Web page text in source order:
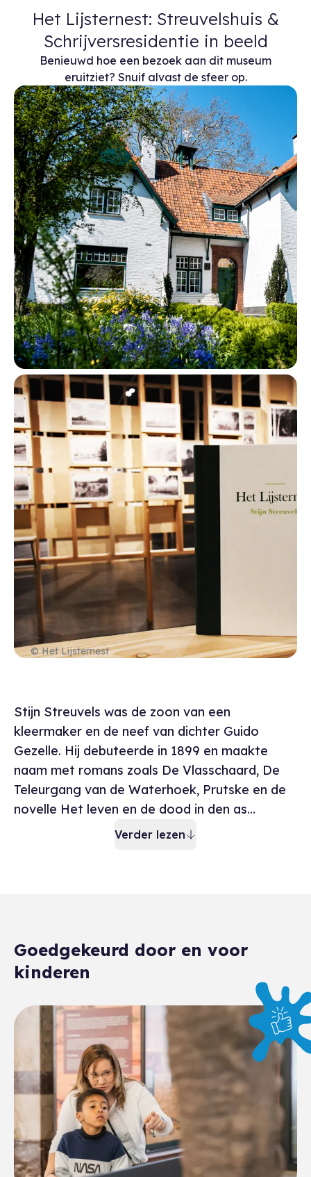
Het Lijsternest: Streuvelshuis &
Schrijversresidentie in beeld
Benieuwd hoe een bezoek aan dit museum
eruitziet? Snuif alvast de sfeer op.
© Het Lijsternest
Bescrijving
Stijn Streuvels was de zoon van een
kleermaker en de neef van dichter Guido
Gezelle. Hij debuteerde in 1899 en maakte
naam met romans zoals De Vlasschaard, De
Teleurgang van de Waterhoek, Prutske en de
novelle Het leven en de dood in den as…
Verder lezen
Goedgekeurd door en voor
kinderen